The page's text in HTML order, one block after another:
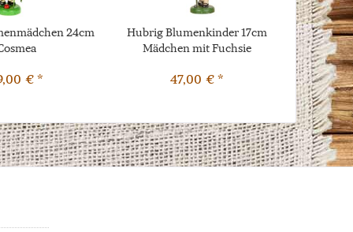
24cm
€ *
Hubrig Blumenkinder 17cm
Mädchen mit Fuchsie
47,00 € *